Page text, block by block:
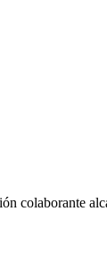
colaborante